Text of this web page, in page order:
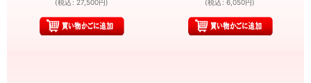
(税込 : 27,500円)
(税込 : 6,050円)